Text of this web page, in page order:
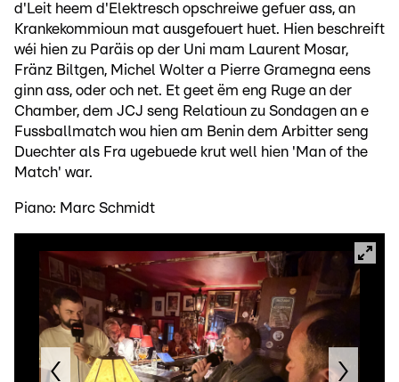
d'Leit heem d'Elektresch opschreiwe gefuer ass, an
Krankekommioun mat ausgefouert huet. Hien beschreift
wéi hien zu Paräis op der Uni mam Laurent Mosar,
Fränz Biltgen, Michel Wolter a Pierre Gramegna eens
ginn ass, oder och net. Et geet ëm eng Ruge an der
Chamber, dem JCJ seng Relatioun zu Sondagen an e
Fussballmatch wou hien am Benin dem Arbitter seng
Duechter als Fra ugebuede krut well hien 'Man of the
Match' war.
Piano: Marc Schmidt